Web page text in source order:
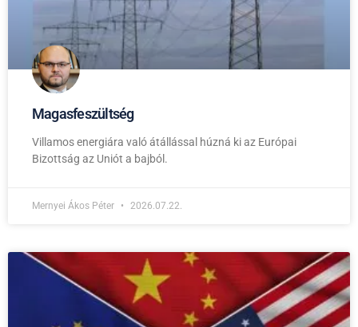
Magasfeszültség
Villamos energiára való átállással húzná ki az Európai
Bizottság az Uniót a bajból.
Mernyei Ákos Péter 2026.07.22.